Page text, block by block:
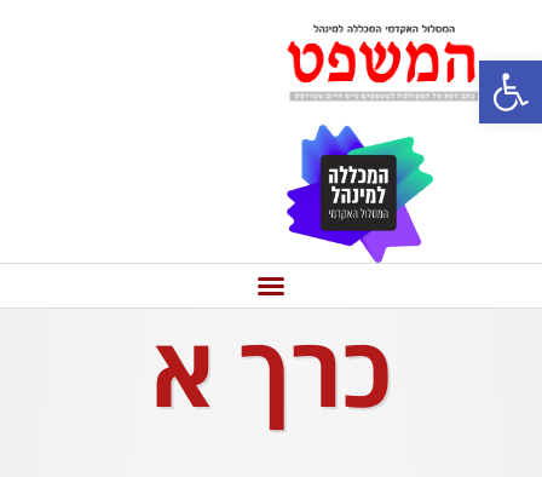
פתח סרגל נגישות
כרך א